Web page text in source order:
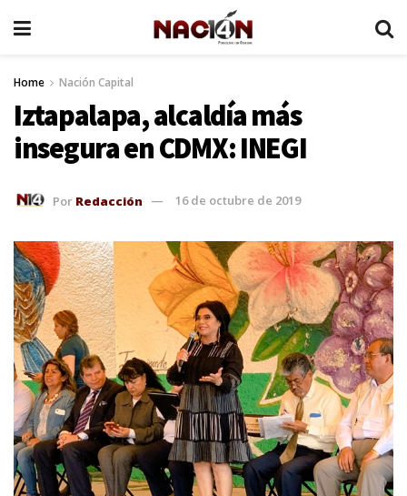
Home Nación Capital
Iztapalapa, alcaldía más
insegura en CDMX: INEGI
Por Redacción 16 de octubre de 2019